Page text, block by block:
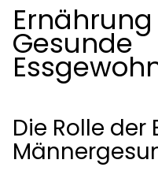
Gesunde
Die Rolle